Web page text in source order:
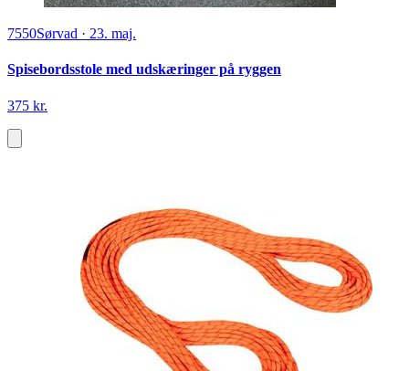
7550Sørvad · 23. maj.
Spisebordsstole med udskæringer på ryggen
375 kr.